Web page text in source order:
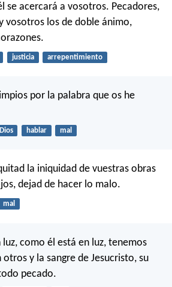
se acercará a vosotros. Pecadores,
vosotros los de doble ánimo,
justicia arrepentimiento
por la palabra que os he
hablar mal
la iniquidad de vuestras obras
dejad de hacer lo malo.
mal
luz, como él está en luz, tenemos
y la sangre de Jesucristo, su
pecado.